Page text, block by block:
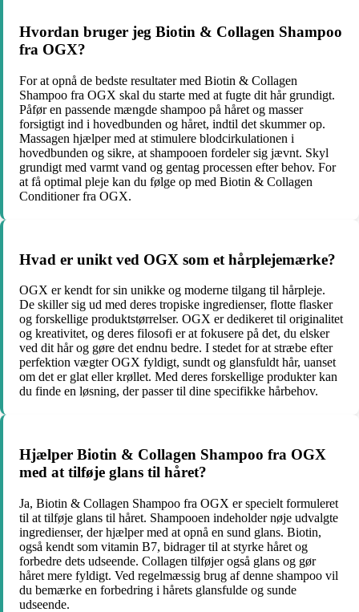
Hvordan bruger jeg Biotin & Collagen Shampoo
fra OGX?
For at opnå de bedste resultater med Biotin & Collagen
Shampoo fra OGX skal du starte med at fugte dit hår grundigt.
Påfør en passende mængde shampoo på håret og masser
forsigtigt ind i hovedbunden og håret, indtil det skummer op.
Massagen hjælper med at stimulere blodcirkulationen i
hovedbunden og sikre, at shampooen fordeler sig jævnt. Skyl
grundigt med varmt vand og gentag processen efter behov. For
at få optimal pleje kan du følge op med Biotin & Collagen
Conditioner fra OGX.
Hvad er unikt ved OGX som et hårplejemærke?
OGX er kendt for sin unikke og moderne tilgang til hårpleje.
De skiller sig ud med deres tropiske ingredienser, flotte flasker
og forskellige produktstørrelser. OGX er dedikeret til originalitet
og kreativitet, og deres filosofi er at fokusere på det, du elsker
ved dit hår og gøre det endnu bedre. I stedet for at stræbe efter
perfektion vægter OGX fyldigt, sundt og glansfuldt hår, uanset
om det er glat eller krøllet. Med deres forskellige produkter kan
du finde en løsning, der passer til dine specifikke hårbehov.
Hjælper Biotin & Collagen Shampoo fra OGX
med at tilføje glans til håret?
Ja, Biotin & Collagen Shampoo fra OGX er specielt formuleret
til at tilføje glans til håret. Shampooen indeholder nøje udvalgte
ingredienser, der hjælper med at opnå en sund glans. Biotin,
også kendt som vitamin B7, bidrager til at styrke håret og
forbedre dets udseende. Collagen tilføjer også glans og gør
håret mere fyldigt. Ved regelmæssig brug af denne shampoo vil
du bemærke en forbedring i hårets glansfulde og sunde
udseende.